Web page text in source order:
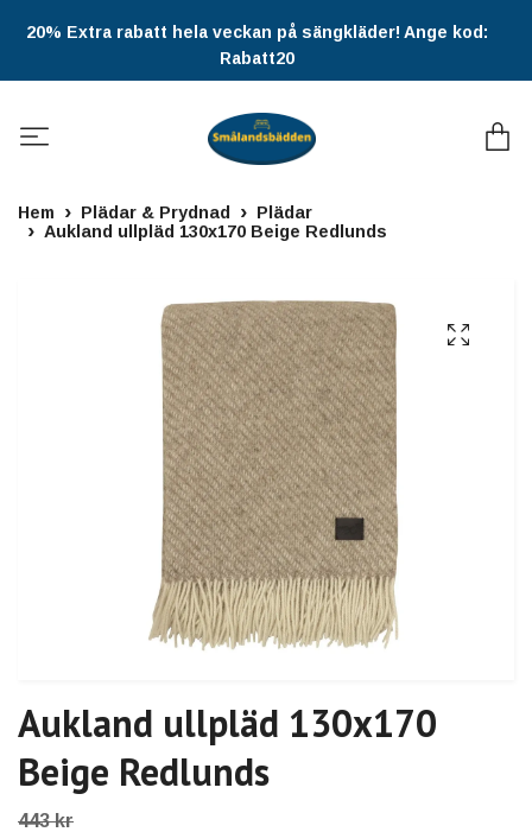
20% Extra rabatt hela veckan på sängkläder! Ange kod:
Rabatt20
Hem Plädar & Prydnad
Plädar
Aukland ullpläd 130x170 Beige Redlunds
Aukland ullpläd 130x170
Beige Redlunds
443 kr